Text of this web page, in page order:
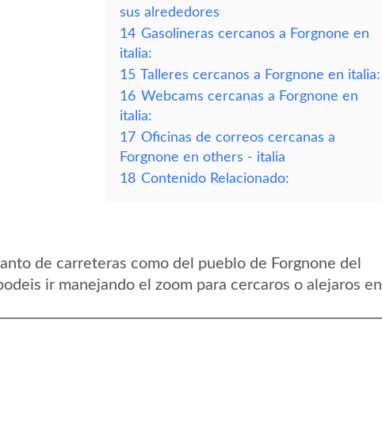
sus alrededores
14 Gasolineras cercanos a Forgnone en
italia:
15 Talleres cercanos a Forgnone en italia:
16 Webcams cercanas a Forgnone en
italia:
17 Oficinas de correos cercanas a
Forgnone en others - italia
18 Contenido Relacionado:
de carreteras como del pueblo de Forgnone del
ir manejando el zoom para cercaros o alejaros en